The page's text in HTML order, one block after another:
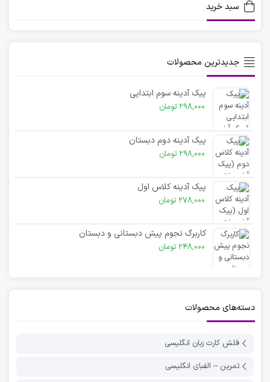
سبد خرید
جدیدترین محصولات
پیک آدینه سوم ابتدایی
298,000 تومان
پیک آدینه دوم دبستان
298,000 تومان
پیک آدینه کلاس اول
278,000 تومان
کاربرگ نجوم پیش دبستانی و دبستان
248,000 تومان
دسته‌های محصولات
فلش کارت زبان انگلیسی
تمرین – الفبای انگلیسی